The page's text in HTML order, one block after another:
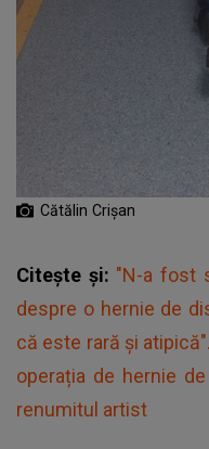
Cătălin Crișan
Citește și: "N-a fost
despre o hernie de
că este rară și
operația de hernie
renumitul artist